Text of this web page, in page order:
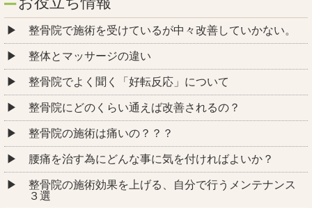
整骨院で施術を受けているが中々改善していかない。
整体とマッサージの違い
整骨院でよく聞く「好転反応」について
整骨院にどのくらい通えば改善されるの？
整骨院の施術は痛いの？？？
腰痛を治す為にどんな事に気を付ければよいか？
整骨院の施術効果を上げる、自分で行うメンテナンス
３選